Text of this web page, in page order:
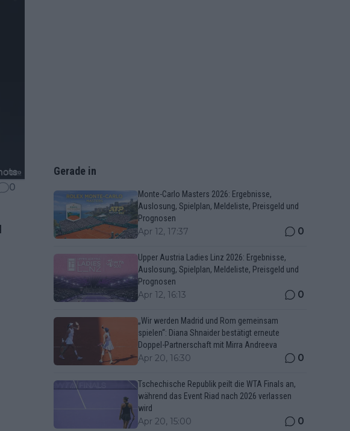
0
Gerade in
Monte-Carlo Masters 2026: Ergebnisse,
Auslosung, Spielplan, Meldeliste, Preisgeld und
Prognosen
Apr 12, 17:37 0
Upper Austria Ladies Linz 2026: Ergebnisse,
Auslosung, Spielplan, Meldeliste, Preisgeld und
Prognosen
Apr 12, 16:13 0
„Wir werden Madrid und Rom gemeinsam
spielen“: Diana Shnaider bestätigt erneute
Doppel-Partnerschaft mit Mirra Andreeva
Apr 20, 16:30 0
Tschechische Republik peilt die WTA Finals an,
während das Event Riad nach 2026 verlassen
wird
Apr 20, 15:00 0